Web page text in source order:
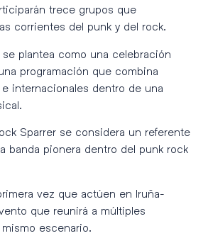
trece grupos que
corrientes del punk y del rock.
se plantea como una celebración
programación que combina
internacionales dentro de una
Sparrer se considera un referente
banda pionera dentro del punk rock
vez que actúen en Iruña-
que reunirá a múltiples
escenario.